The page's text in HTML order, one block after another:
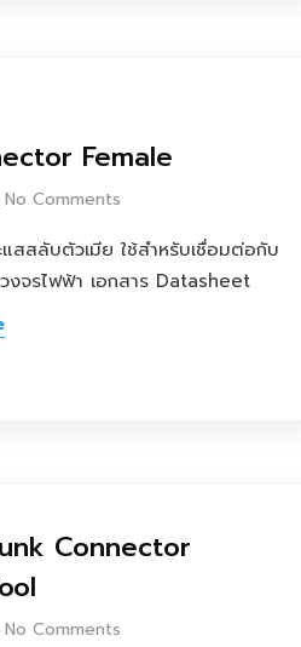
Female
No Comments
สสลับตัวเมีย ใช้สำหรับเชื่อมต่อกับ
งจรไฟฟ้า เอกสาร Datasheet
Connector
No Comments